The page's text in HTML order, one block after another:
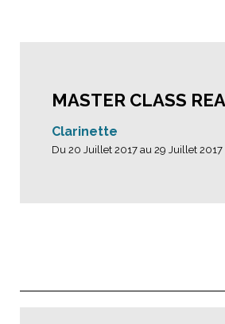
MASTER CLASS
Clarinette
Du 20 Juillet 2017 au 29 Juillet 2017